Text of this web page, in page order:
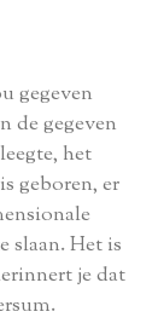
gegeven
de gegeven
het
geboren, er
slaan. Het is
je dat